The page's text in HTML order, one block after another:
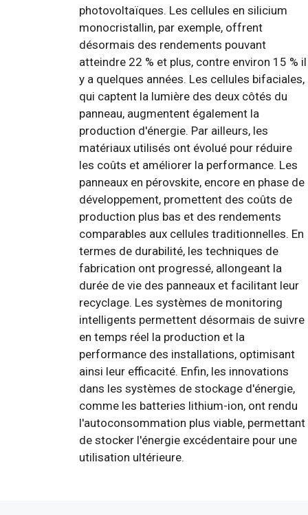
photovoltaïques. Les cellules en silicium
monocristallin, par exemple, offrent
désormais des rendements pouvant
atteindre 22 % et plus, contre environ 15 % il
y a quelques années. Les cellules bifaciales,
qui captent la lumière des deux côtés du
panneau, augmentent également la
production d'énergie. Par ailleurs, les
matériaux utilisés ont évolué pour réduire
les coûts et améliorer la performance. Les
panneaux en pérovskite, encore en phase de
développement, promettent des coûts de
production plus bas et des rendements
comparables aux cellules traditionnelles. En
termes de durabilité, les techniques de
fabrication ont progressé, allongeant la
durée de vie des panneaux et facilitant leur
recyclage. Les systèmes de monitoring
intelligents permettent désormais de suivre
en temps réel la production et la
performance des installations, optimisant
ainsi leur efficacité. Enfin, les innovations
dans les systèmes de stockage d'énergie,
comme les batteries lithium-ion, ont rendu
l'autoconsommation plus viable, permettant
de stocker l'énergie excédentaire pour une
utilisation ultérieure.